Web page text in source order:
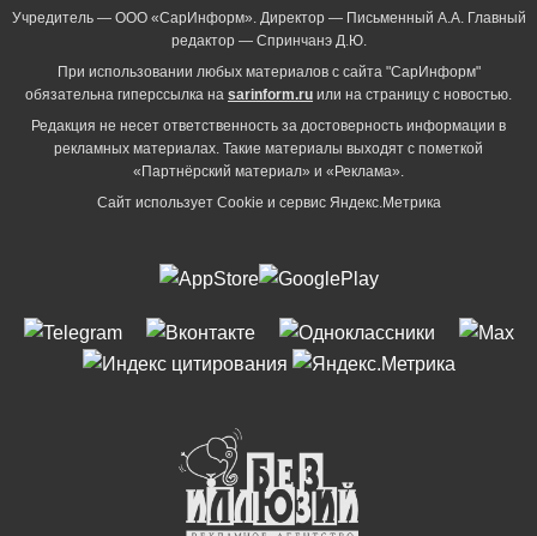
Учредитель — ООО «СарИнформ». Директор — Письменный А.А. Главный
редактор — Спринчанэ Д.Ю.
При использовании любых материалов с сайта "СарИнформ"
обязательна гиперссылка на sarinform.ru или на страницу с новостью.
Редакция не несет ответственность за достоверность информации в
рекламных материалах. Такие материалы выходят с пометкой
«Партнёрский материал» и «Реклама».
Сайт использует Cookie и сервиc Яндекс.Метрика